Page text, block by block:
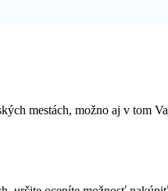
mestách, možno aj v tom